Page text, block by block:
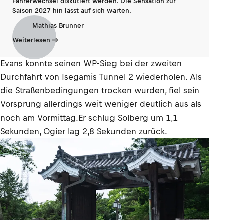
Saison 2027 hin lässt auf sich warten.
Mathias Brunner
Weiterlesen
Evans konnte seinen WP-Sieg bei der zweiten
Durchfahrt von Isegamis Tunnel 2 wiederholen. Als
die Straßenbedingungen trocken wurden, fiel sein
Vorsprung allerdings weit weniger deutlich aus als
noch am Vormittag.Er schlug Solberg um 1,1
Sekunden, Ogier lag 2,8 Sekunden zurück.